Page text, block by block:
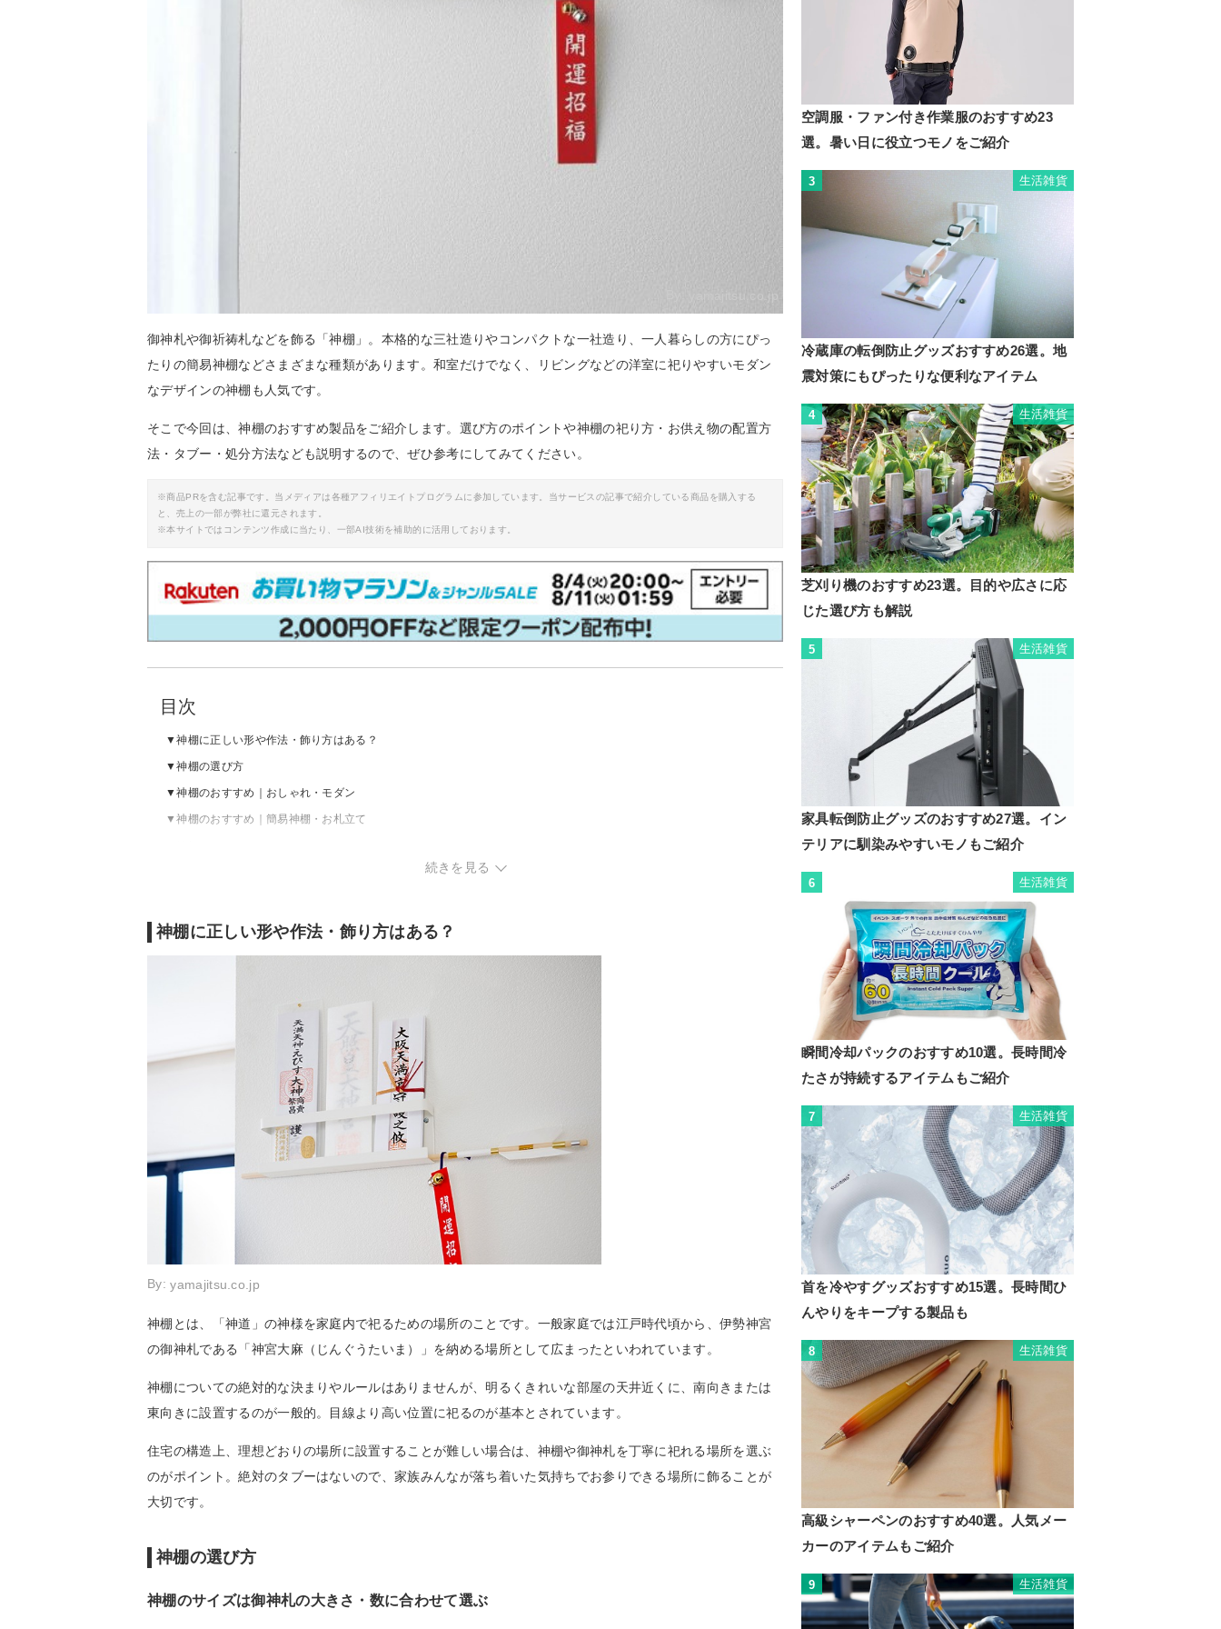
御神札や御祈祷札などを飾る「神棚」。本格的な三社造りやコンパクトな一社造り、一人暮らしの方にぴっ
たりの簡易神棚などさまざまな種類があります。和室だけでなく、リビングなどの洋室に祀りやすいモダン
なデザインの神棚も人気です。
そこで今回は、神棚のおすすめ製品をご紹介します。選び方のポイントや神棚の祀り方・お供え物の配置方
法・タブー・処分方法なども説明するので、ぜひ参考にしてみてください。
※商品PRを含む記事です。当メディアは各種アフィリエイトプログラムに参加しています。当サービスの記事で紹介している商品を購入する
と、売上の一部が弊社に還元されます。
※本サイトではコンテンツ作成に当たり、一部AI技術を補助的に活用しております。
目次
神棚に正しい形や作法・飾り方はある？
神棚の選び方
神棚のおすすめ｜おしゃれ・モダン
神棚のおすすめ｜簡易神棚・お札立て
神棚によくある質問・Q&A
続きを見る
神棚に正しい形や作法・飾り方はある？
By:yamajitsu.co.jp
神棚とは、「神道」の神様を家庭内で祀るための場所のことです。一般家庭では江戸時代頃から、伊勢神宮
の御神札である「神宮大麻（じんぐうたいま）」を納める場所として広まったといわれています。
神棚についての絶対的な決まりやルールはありませんが、明るくきれいな部屋の天井近くに、南向きまたは
東向きに設置するのが一般的。目線より高い位置に祀るのが基本とされています。
住宅の構造上、理想どおりの場所に設置することが難しい場合は、神棚や御神札を丁寧に祀れる場所を選ぶ
のがポイント。絶対のタブーはないので、家族みんなが落ち着いた気持ちでお参りできる場所に飾ることが
大切です。
神棚の選び方
神棚のサイズは御神札の大きさ・数に合わせて選ぶ
空調服・ファン付き作業服のおすすめ23
選。暑い日に役立つモノをご紹介
3 生活雑貨
冷蔵庫の転倒防止グッズおすすめ26選。地
震対策にもぴったりな便利なアイテム
4 生活雑貨
芝刈り機のおすすめ23選。目的や広さに応
じた選び方も解説
5 生活雑貨
家具転倒防止グッズのおすすめ27選。イン
テリアに馴染みやすいモノもご紹介
6 生活雑貨
瞬間冷却パックのおすすめ10選。長時間冷
たさが持続するアイテムもご紹介
7 生活雑貨
首を冷やすグッズおすすめ15選。長時間ひ
んやりをキープする製品も
8 生活雑貨
高級シャーペンのおすすめ40選。人気メー
カーのアイテムもご紹介
9 生活雑貨